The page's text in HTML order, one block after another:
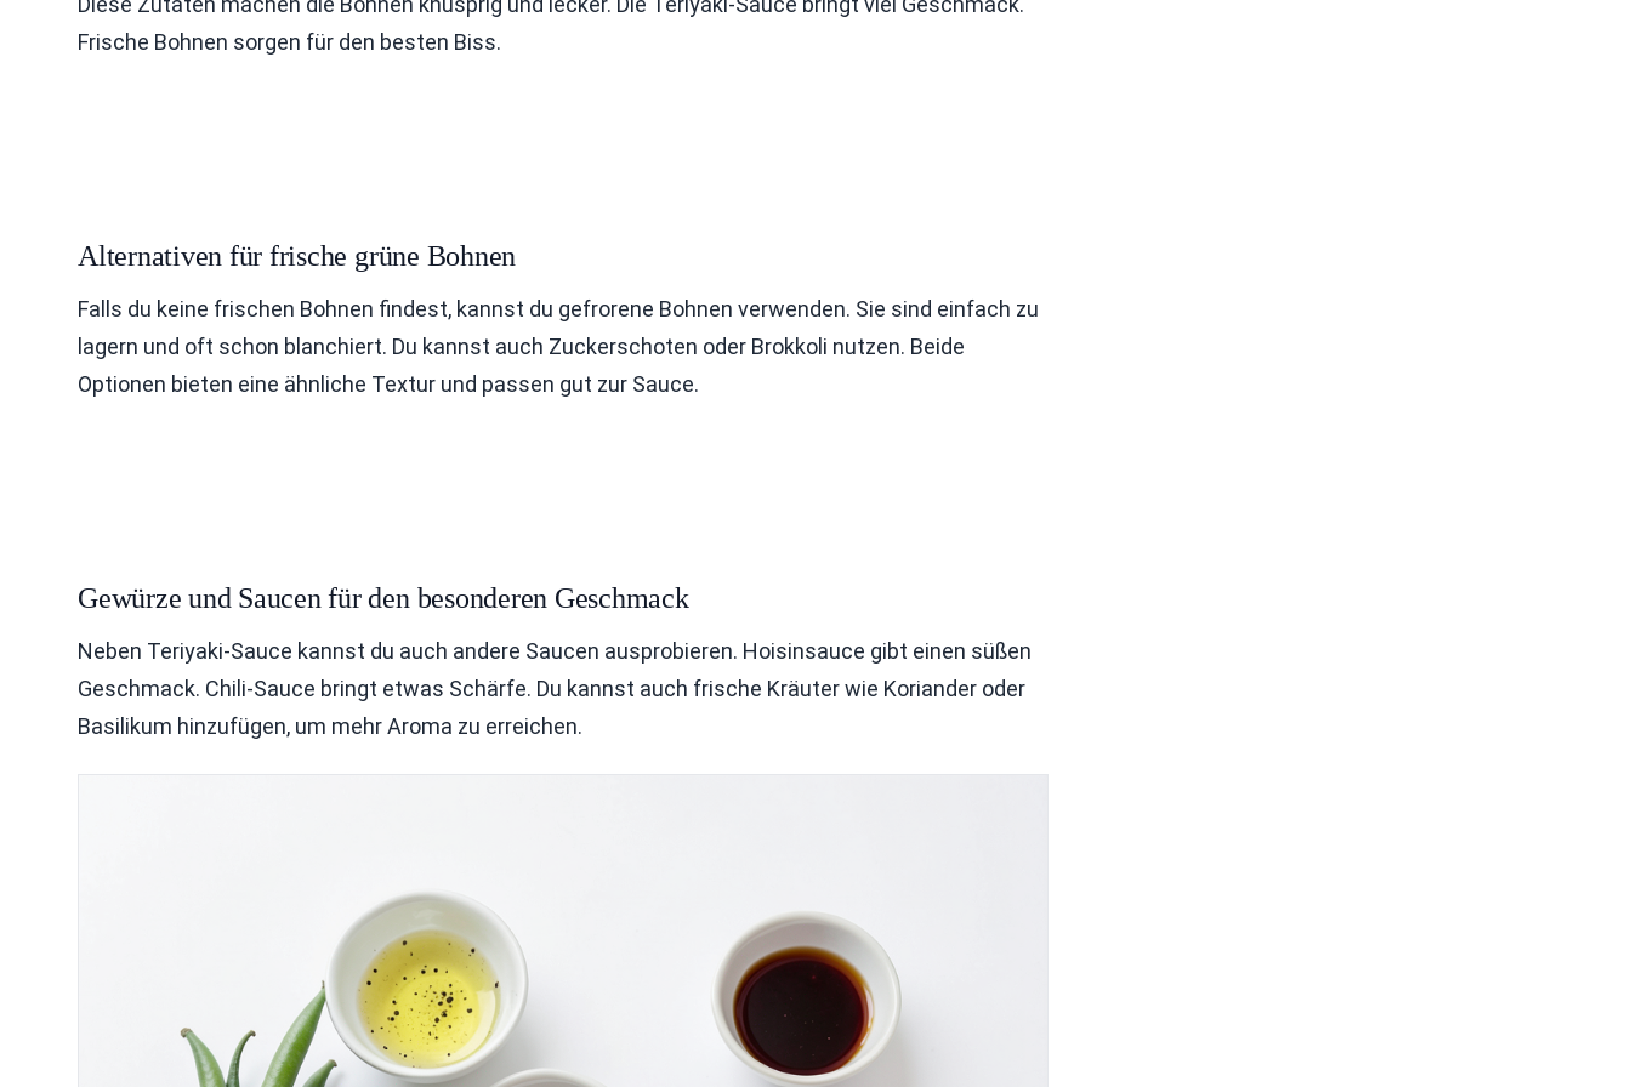
Frische Bohnen sorgen für den besten Biss.
Alternativen für frische grüne Bohnen
Falls du keine frischen Bohnen findest, kannst du gefrorene Bohnen verwenden. Sie sind einfach zu
lagern und oft schon blanchiert. Du kannst auch Zuckerschoten oder Brokkoli nutzen. Beide
Optionen bieten eine ähnliche Textur und passen gut zur Sauce.
Gewürze und Saucen für den besonderen Geschmack
Neben Teriyaki-Sauce kannst du auch andere Saucen ausprobieren. Hoisinsauce gibt einen süßen
Geschmack. Chili-Sauce bringt etwas Schärfe. Du kannst auch frische Kräuter wie Koriander oder
Basilikum hinzufügen, um mehr Aroma zu erreichen.